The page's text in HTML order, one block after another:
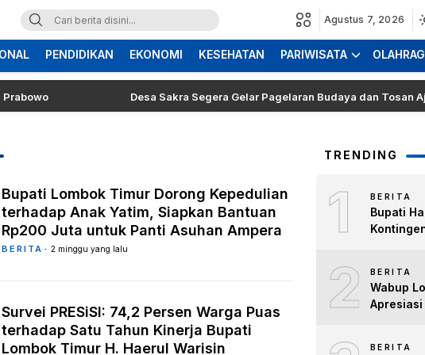
Agustus 7, 2026
PENDIDIKAN EKONOMI KESEHATAN PARIWISATA
Desa Sakra Segera Gelar Pagelaran Budaya dan Tosan Aji Ke-
Bupati Lombok Timur Dorong Kepedulian
terhadap Anak Yatim, Siapkan Bantuan
Rp200 Juta untuk Panti Asuhan Ampera
BERITA 2 minggu yang lalu
Survei PRESiSI: 74,2 Persen Warga Puas
terhadap Satu Tahun Kinerja Bupati
Lombok Timur H. Haerul Warisin
TRENDING
1 BERITA
Bupati
untuk
2 BERITA
Wabup
Apresiasi
BERITA